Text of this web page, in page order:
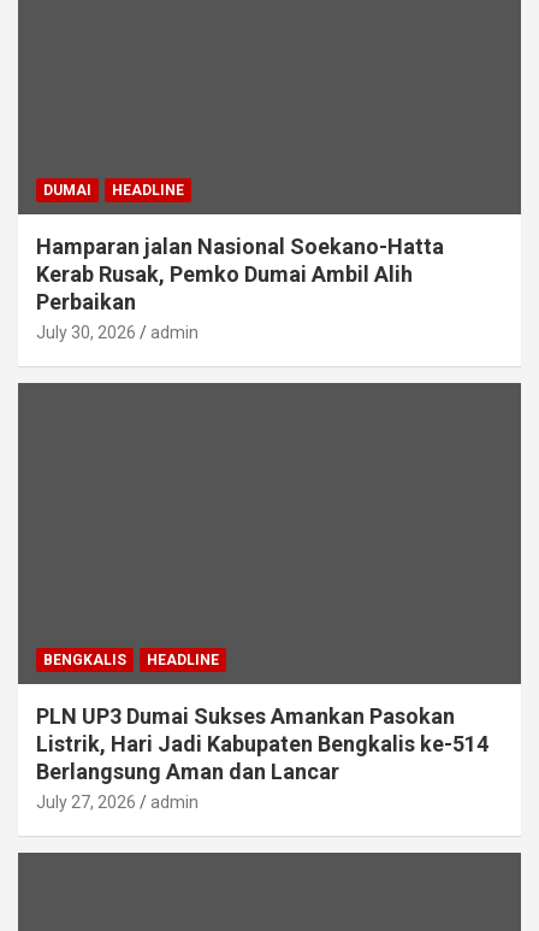
DUMAI HEADLINE
Hamparan jalan Nasional Soekano-Hatta
Kerab Rusak, Pemko Dumai Ambil Alih
Perbaikan
July 30, 2026 admin
BENGKALIS HEADLINE
PLN UP3 Dumai Sukses Amankan Pasokan
Listrik, Hari Jadi Kabupaten Bengkalis ke-514
Berlangsung Aman dan Lancar
July 27, 2026 admin